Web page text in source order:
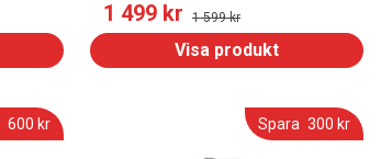
1 499 kr 1 599 kr
Visa produkt
600 kr Spara 300 kr